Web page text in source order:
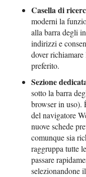
Casella di
moderni la
alla barra degli
indirizzi e
dover
preferito.
Sezione
sotto la barra
browser in uso).
del navigatore
nuove schede
comunque sia
raggruppa tutte
passare
selezionandone